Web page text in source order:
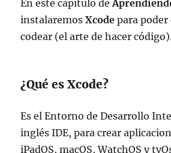
En este capítulo de
instalaremosXcode para poder
codear (el arte de hacer
¿Qué es Xcode?
Es el Entorno de Desarrollo
inglés IDE, para crear
iPadOS, macOS, WatchOS y